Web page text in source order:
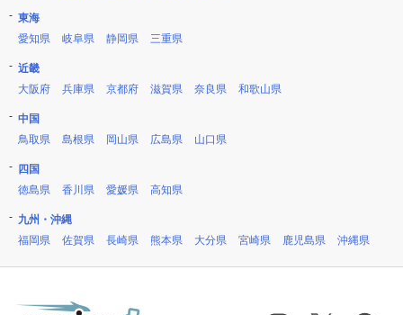
東海
愛知県
岐阜県 静岡県 三重県
近畿
大阪府
兵庫県 京都府 滋賀県 奈良県 和歌山県
中国
鳥取県
島根県 岡山県 広島県 山口県
四国
徳島県
香川県 愛媛県 高知県
九州・沖縄
福岡県
佐賀県 長崎県 熊本県 大分県 宮崎県 鹿児島県 沖縄県